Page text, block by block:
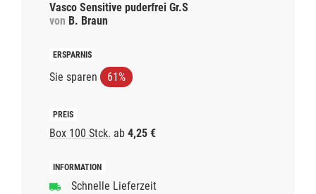
Vasco Sensitive puderfrei Gr.S
von B. Braun
Sie sparen 61%
Box 100 Stck. ab 4,25 €
Schnelle Lieferzeit